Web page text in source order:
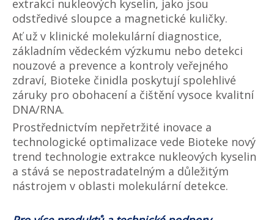
extrakci nukleových kyselin, jako jsou
odstředivé sloupce a magnetické kuličky.
Ať už v klinické molekulární diagnostice,
základním vědeckém výzkumu nebo detekci
nouzové a prevence a kontroly veřejného
zdraví, Bioteke činidla poskytují spolehlivé
záruky pro obohacení a čištění vysoce kvalitní
DNA/RNA.
Prostřednictvím nepřetržité inovace a
technologické optimalizace vede Bioteke nový
trend technologie extrakce nukleových kyselin
a stává se nepostradatelným a důležitým
nástrojem v oblasti molekulární detekce.